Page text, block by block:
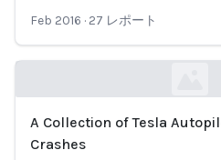
Feb 2016 · 27 レポート
Loading...
A Collection of Tesla
Crashes